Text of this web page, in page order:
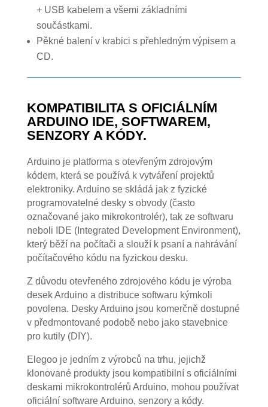
+ USB kabelem a všemi základními
součástkami.
Pěkné balení v krabici s přehledným výpisem a
CD.
KOMPATIBILITA S OFICIÁLNÍM
ARDUINO IDE, SOFTWAREM,
SENZORY A KÓDY.
Arduino je platforma s otevřeným zdrojovým
kódem, která se používá k vytváření projektů
elektroniky. Arduino se skládá jak z fyzické
programovatelné desky s obvody (často
označované jako mikrokontrolér), tak ze softwaru
neboli IDE (Integrated Development Environment),
který běží na počítači a slouží k psaní a nahrávání
počítačového kódu na fyzickou desku.
Z důvodu otevřeného zdrojového kódu je výroba
desek Arduino a distribuce softwaru kýmkoli
povolena. Desky Arduino jsou komerčně dostupné
v předmontované podobě nebo jako stavebnice
pro kutily (DIY).
Elegoo je jedním z výrobců na trhu, jejichž
klonované produkty jsou kompatibilní s oficiálními
deskami mikrokontrolérů Arduino, mohou používat
oficiální software Arduino, senzory a kódy.